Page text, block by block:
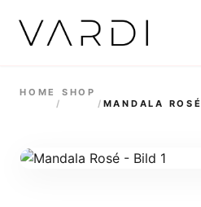
HOME
/
SHOP
/ MANDALA ROSÉ